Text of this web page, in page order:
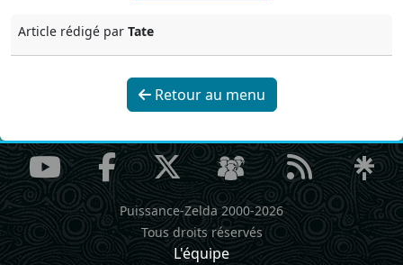
Article rédigé par Tate
Retour au menu
Puissance-Zelda 2000-2026
Tous droits réservés
L'équipe